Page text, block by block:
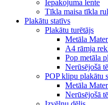
Iepakojuma lente
Tīkla maisa tīkla
Plakātu statīvs
Plakātu turētājs
Metāla
A4 rāmja
Pop metāla
Nerūsējošā
POP klipu plakātu
Metāla
Nerūsējošā